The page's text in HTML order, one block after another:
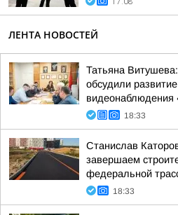
ЛЕНТА НОВОСТЕЙ
Татьяна
обсудили
видеонаблюдения
18:33
Станислав
завершаем
федеральной
18:33